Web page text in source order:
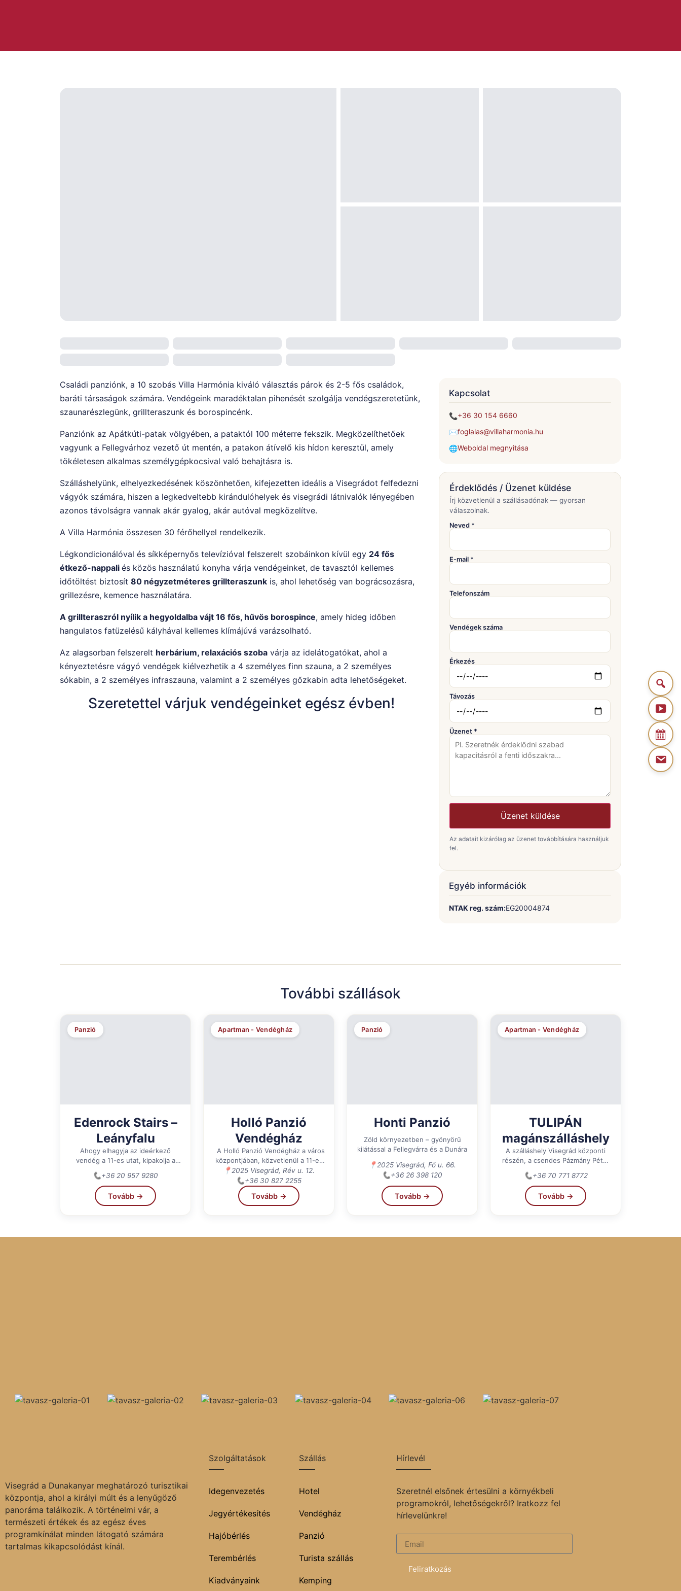
Családi panziónk, a 10 szobás Villa Harmónia kiváló választás párok és 2-5 fős családok,
baráti társaságok számára. Vendégeink maradéktalan pihenését szolgálja vendégszeretetünk,
szaunarészlegünk, grillteraszunk és borospincénk.
Panziónk az Apátkúti-patak völgyében, a pataktól 100 méterre fekszik. Megközelíthetőek
vagyunk a Fellegvárhoz vezető út mentén, a patakon átívelő kis hídon keresztül, amely
tökéletesen alkalmas személygépkocsival való behajtásra is.
Szálláshelyünk, elhelyezkedésének köszönhetően, kifejezetten ideális a Visegrádot felfedezni
vágyók számára, hiszen a legkedveltebb kirándulóhelyek és visegrádi látnivalók lényegében
azonos távolságra vannak akár gyalog, akár autóval megközelítve.
A Villa Harmónia összesen 30 férőhellyel rendelkezik.
Légkondicionálóval és síkképernyős televízióval felszerelt szobáinkon kívül egy 24 fős
étkező-nappali és közös használatú konyha várja vendégeinket, de tavasztól kellemes
időtöltést biztosít 80 négyzetméteres grillteraszunk is, ahol lehetőség van bográcsozásra,
grillezésre, kemence használatára.
A grillteraszról nyílik a hegyoldalba vájt 16 fős, hűvös borospince, amely hideg időben
hangulatos fatüzelésű kályhával kellemes klímájúvá varázsolható.
Az alagsorban felszerelt herbárium, relaxációs szoba várja az idelátogatókat, ahol a
kényeztetésre vágyó vendégek kiélvezhetik a 4 személyes finn szauna, a 2 személyes
sókabin, a 2 személyes infraszauna, valamint a 2 személyes gőzkabin adta lehetőségeket.
Szeretettel várjuk vendégeinket egész évben!
Kapcsolat
📞+36 30 154 6660
✉️foglalas@villaharmonia.hu
🌐Weboldal megnyitása
Érdeklődés / Üzenet küldése
Írj közvetlenül a szállásadónak — gyorsan
válaszolnak.
Neved *
E-mail *
Telefonszám
Vendégek száma
Érkezés
Távozás
Üzenet *
Üzenet küldése
Az adatait kizárólag az üzenet továbbítására használjuk
fel.
Egyéb információk
NTAK reg. szám:EG20004874
További szállások
Panzió
Edenrock Stairs –
Leányfalu
Ahogy elhagyja az ideérkező
vendég a 11-es utat, kipakolja a
csomagokat és megmássza a
szobákhoz vezető legalább 70...
📞+36 20 957 9280
Tovább →
Apartman - Vendégház
Holló Panzió
Vendégház
A Holló Panzió Vendégház a város
központjában, közvetlenül a 11-es
főút mellett, a nagymarosi
révkikötővel szemben található,...
📍2025 Visegrád, Rév u. 12.
📞+36 30 827 2255
Tovább →
Panzió
Honti Panzió
Zöld környezetben – gyönyörű
kilátással a Fellegvárra és a Dunára
📍2025 Visegrád, Fő u. 66.
📞+36 26 398 120
Tovább →
Apartman - Vendégház
TULIPÁN
magánszálláshely
A szálláshely Visegrád központi
részén, a csendes Pázmány Péter
utcából nyílik. Stílusos, egyedi,
otthonos és mindennel fel­szerelt,
ami...
📞+36 70 771 8772
Tovább →
Visegrád a Dunakanyar meghatározó turisztikai
központja, ahol a királyi múlt és a lenyűgöző
panoráma találkozik. A történelmi vár, a
természeti értékek és az egész éves
programkínálat minden látogató számára
tartalmas kikapcsolódást kínál.
Szolgáltatások
Idegenvezetés
Jegyértékesítés
Hajóbérlés
Terembérlés
Kiadványaink
Szállás
Hotel
Vendégház
Panzió
Turista szállás
Kemping
Hírlevél
Szeretnél elsőnek értesülni a környékbeli
programokról, lehetőségekről? Iratkozz fel
hírlevelünkre!
Feliratkozás